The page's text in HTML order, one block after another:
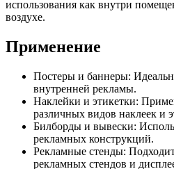
использования как внутри
воздухе.
Применение
Постеры и баннеры:
внутренней рекламы.
Наклейки и этикетки:
различных видов наклеек и
Билборды и вывески:
рекламных конструкций.
Рекламные стенды:
рекламных стендов и